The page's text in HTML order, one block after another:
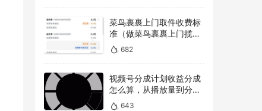
菜鸟裹裹上门取件收费标
准（做菜鸟裹裹上门揽件
的看过来）
682
视频号分成计划收益分成
怎么算，从播放量到分成
的全解读
643